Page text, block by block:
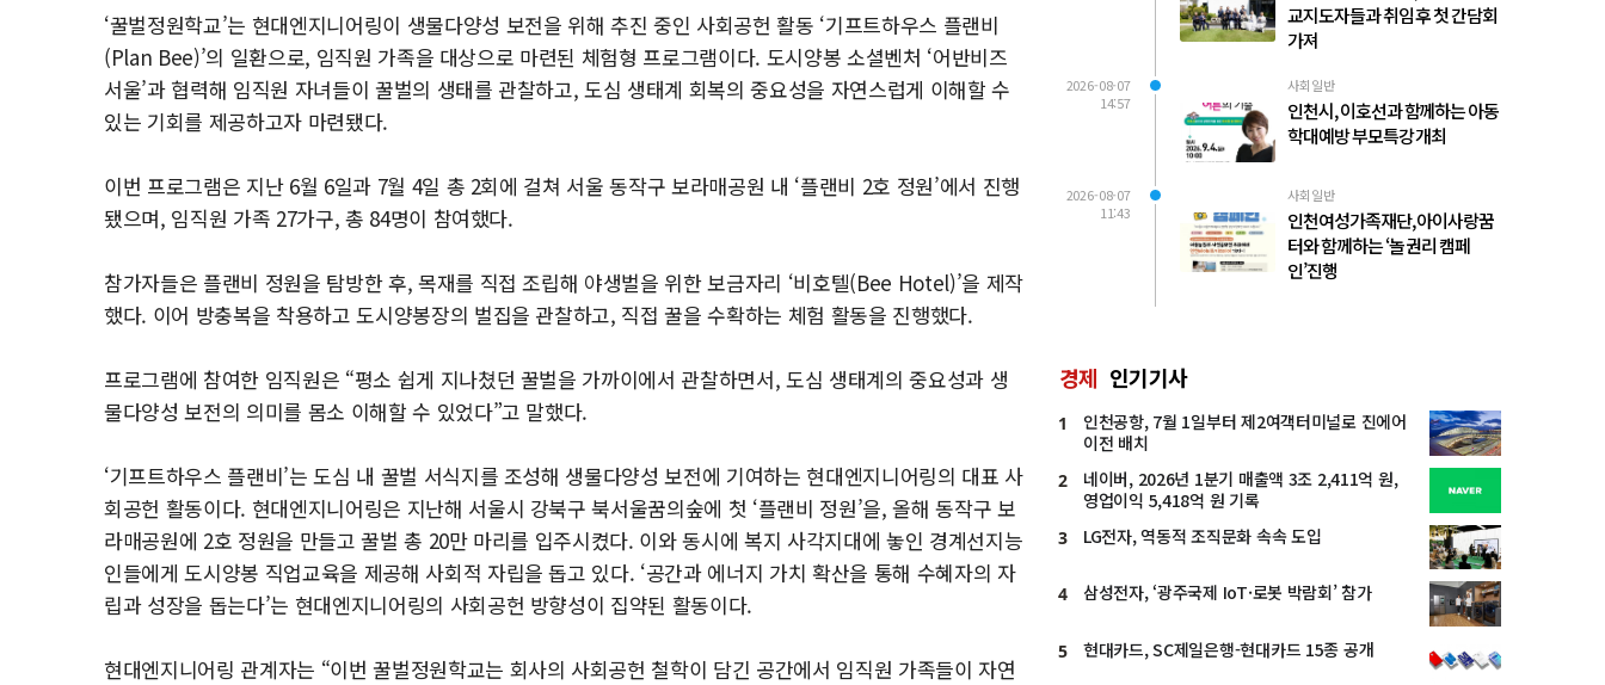
‘꿀벌정원학교’는 현대엔지니어링이 생물다양성 보전을 위해 추진 중인 사회공헌 활동 ‘기프트하우스 플랜비
(Plan Bee)’의 일환으로, 임직원 가족을 대상으로 마련된 체험형 프로그램이다. 도시양봉 소셜벤처 ‘어반비즈
서울’과 협력해 임직원 자녀들이 꿀벌의 생태를 관찰하고, 도심 생태계 회복의 중요성을 자연스럽게 이해할 수
있는 기회를 제공하고자 마련됐다.
이번 프로그램은 지난 6월 6일과 7월 4일 총 2회에 걸쳐 서울 동작구 보라매공원 내 ‘플랜비 2호 정원’에서 진행
됐으며, 임직원 가족 27가구, 총 84명이 참여했다.
참가자들은 플랜비 정원을 탐방한 후, 목재를 직접 조립해 야생벌을 위한 보금자리 ‘비호텔(Bee Hotel)’을 제작
했다. 이어 방충복을 착용하고 도시양봉장의 벌집을 관찰하고, 직접 꿀을 수확하는 체험 활동을 진행했다.
프로그램에 참여한 임직원은 “평소 쉽게 지나쳤던 꿀벌을 가까이에서 관찰하면서, 도심 생태계의 중요성과 생
물다양성 보전의 의미를 몸소 이해할 수 있었다”고 말했다.
‘기프트하우스 플랜비’는 도심 내 꿀벌 서식지를 조성해 생물다양성 보전에 기여하는 현대엔지니어링의 대표 사
회공헌 활동이다. 현대엔지니어링은 지난해 서울시 강북구 북서울꿈의숲에 첫 ‘플랜비 정원’을, 올해 동작구 보
라매공원에 2호 정원을 만들고 꿀벌 총 20만 마리를 입주시켰다. 이와 동시에 복지 사각지대에 놓인 경계선지능
인들에게 도시양봉 직업교육을 제공해 사회적 자립을 돕고 있다. ‘공간과 에너지 가치 확산을 통해 수혜자의 자
립과 성장을 돕는다’는 현대엔지니어링의 사회공헌 방향성이 집약된 활동이다.
현대엔지니어링 관계자는 “이번 꿀벌정원학교는 회사의 사회공헌 철학이 담긴 공간에서 임직원 가족들이 자연
교지도자들과 취임 후 첫 간담회
가져
2026-08-07
14:57
사회일반
인천시, 이호선과 함께하는 아동
학대예방 부모특강 개최
2026-08-07
11:43
사회일반
인천여성가족재단, 아이사랑꿈
터와 함께하는 ‘놀 권리 캠페
인’진행
경제 인기기사
1
인천공항, 7월 1일부터 제2여객터미널로 진에어
이전 배치
2
네이버, 2026년 1분기 매출액 3조 2,411억 원,
영업이익 5,418억 원 기록
3 LG전자, 역동적 조직문화 속속 도입
4 삼성전자, ‘광주국제 IoT·로봇 박람회’ 참가
5 현대카드, SC제일은행-현대카드 15종 공개